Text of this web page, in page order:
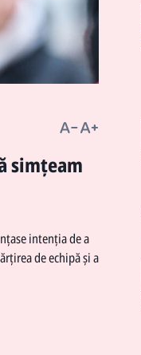
simțeam
intenția de a
de echipă și a